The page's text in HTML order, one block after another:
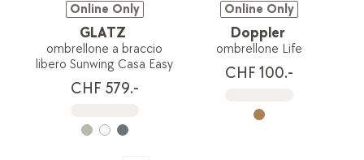
Online Only
GLATZ
ombrellone a braccio
libero Sunwing Casa Easy
CHF 579.-
Online Only
Doppler
ombrellone Life
CHF 100.-